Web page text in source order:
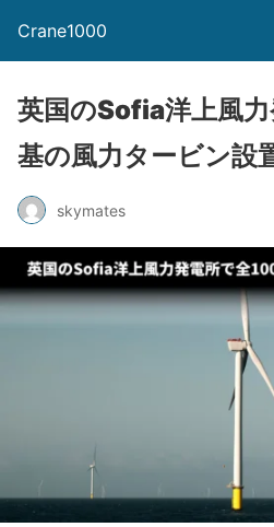
Crane1000
英国のSofia洋上風
基の風力タービン設
skymates